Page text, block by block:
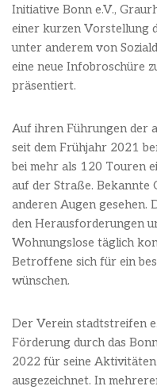
Initiative Bonn e.V.,
einer kurzen Vorstellung
unter anderem von
eine neue Infobroschüre
präsentiert.
Auf ihren Führungen der
seit dem Frühjahr 2021
bei mehr als 120 Touren
auf der Straße. Bekannte
anderen Augen gesehen.
den Herausforderungen
Wohnungslose täglich
Betroffene sich für ein
wünschen.
Der Verein stadtstreifen
Förderung durch das
2022 für seine
ausgezeichnet. In